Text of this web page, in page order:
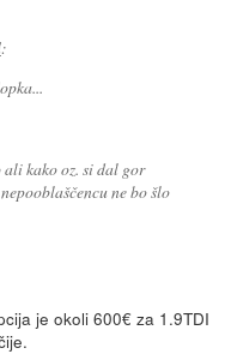
:
kako oz. si dal gor
ne bo šlo
je okoli 600€ za 1.9TDI